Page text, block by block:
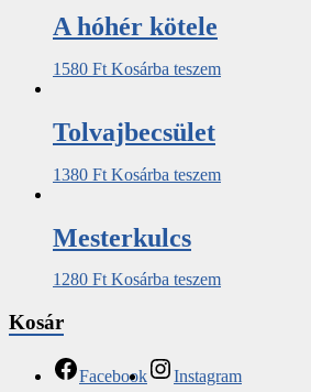
A hóhér kötele
1580 Ft Kosárba teszem
Tolvajbecsület
1380 Ft Kosárba teszem
Mesterkulcs
1280 Ft Kosárba teszem
Kosár
Facebook Instagram